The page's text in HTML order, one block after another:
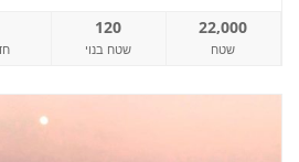
22,000
שטח
120
שטח בנוי